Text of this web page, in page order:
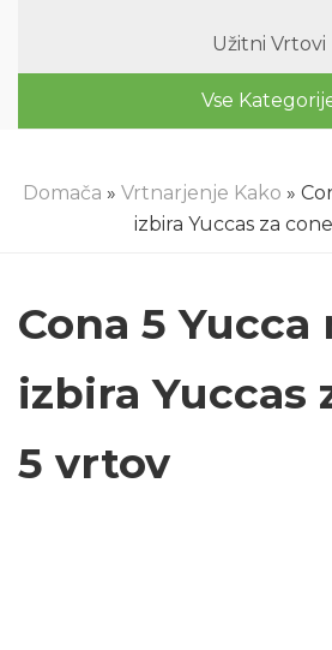
Užitni Vrtovi
Vse
Domača » Vrtnarjenje Kako »
izbira Yuccas za
Cona 5
izbira Yuccas
5 vrtov